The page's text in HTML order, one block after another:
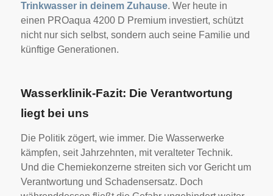
Trinkwasser in deinem Zuhause. Wer heute in
einen PROaqua 4200 D Premium investiert, schützt
nicht nur sich selbst, sondern auch seine Familie und
künftige Generationen.
Wasserklinik-Fazit: Die Verantwortung
liegt bei uns
Die Politik zögert, wie immer. Die Wasserwerke
kämpfen, seit Jahrzehnten, mit veralteter Technik.
Und die Chemiekonzerne streiten sich vor Gericht um
Verantwortung und Schadensersatz. Doch